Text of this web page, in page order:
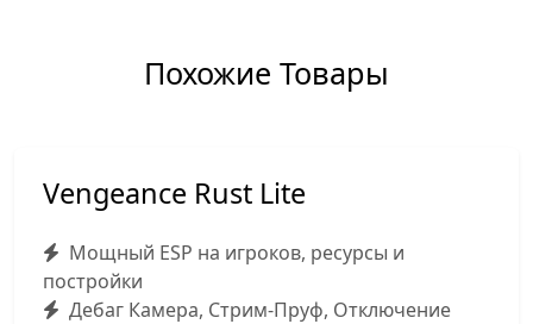
Похожие Товары
Vengeance Rust Lite
Мощный ESP на игроков, ресурсы и
постройки
Дебаг Камера, Стрим-Пруф, Отключение